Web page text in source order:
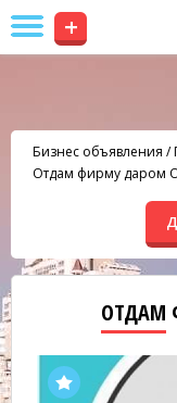
+
Бизнес объявления /
Отдам фирму даром
ОТДАМ